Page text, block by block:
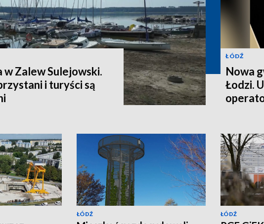
w Zalew Sulejowski.
i turyści są
ŁÓDŹ
Nowa
Łodzi.
ŁÓDŹ ŁÓDŹ